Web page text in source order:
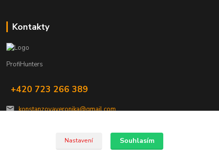
Kontakty
ProfiHunters
+420 723 266 389
konstanzovaveronika@gmail.com
Nastavení Souhlasím